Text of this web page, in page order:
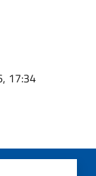
17:34